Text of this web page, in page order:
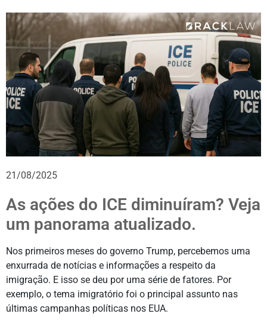
21/08/2025
As ações do ICE diminuíram? Veja
um panorama atualizado.
Nos primeiros meses do governo Trump, percebemos uma
enxurrada de notícias e informações a respeito da
imigração. E isso se deu por uma série de fatores. Por
exemplo, o tema imigratório foi o principal assunto nas
últimas campanhas políticas nos EUA.